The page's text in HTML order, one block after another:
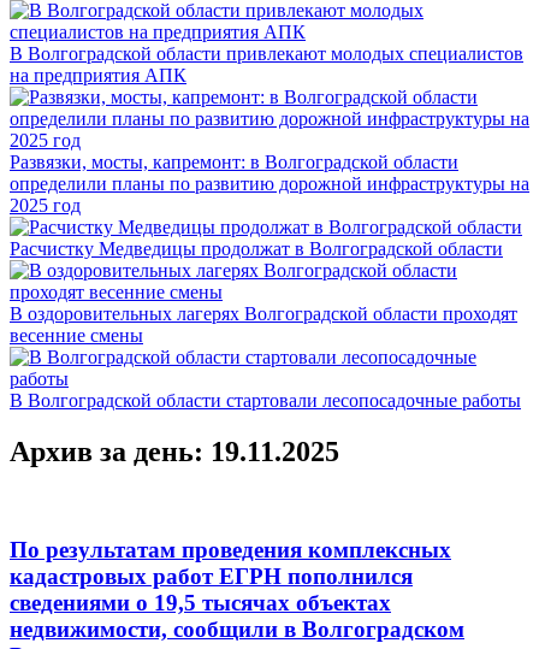
В Волгоградской области привлекают молодых специалистов
на предприятия АПК
Развязки, мосты, капремонт: в Волгоградской области
определили планы по развитию дорожной инфраструктуры на
2025 год
Расчистку Медведицы продолжат в Волгоградской области
В оздоровительных лагерях Волгоградской области проходят
весенние смены
В Волгоградской области стартовали лесопосадочные работы
Архив за день: 19.11.2025
По результатам проведения комплексных
кадастровых работ ЕГРН пополнился
сведениями о 19,5 тысячах объектах
недвижимости, сообщили в Волгоградском